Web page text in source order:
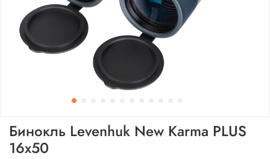
Бинокль Levenhuk New Karma PLUS
16x50